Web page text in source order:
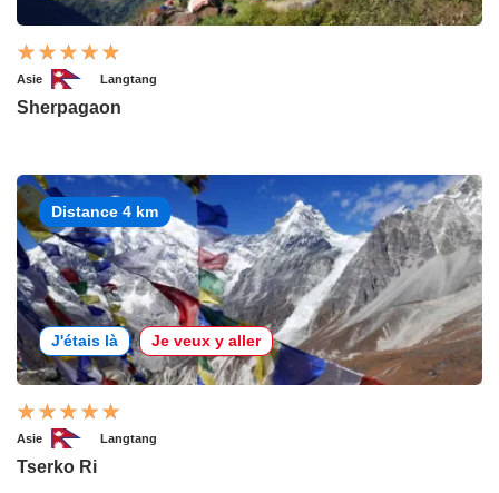
Asie Langtang
Sherpagaon
Distance 4 km
J'étais là Je veux y aller
Asie Langtang
Tserko Ri